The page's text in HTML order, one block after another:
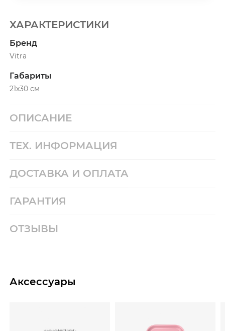
ХАРАКТЕРИСТИКИ
Бренд
Vitra
Габариты
21х30 см
ОПИСАНИЕ
ТЕХ. ИНФОРМАЦИЯ
ДОСТАВКА И ОПЛАТА
ГАРАНТИЯ
ОТЗЫВЫ
Аксессуары